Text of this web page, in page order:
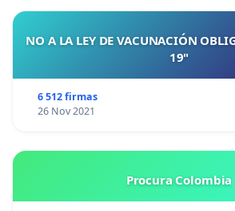
NO A LA LEY DE VACUNACIÓN
19"
6 512 firmas
26 Nov 2021
Procura Colombia